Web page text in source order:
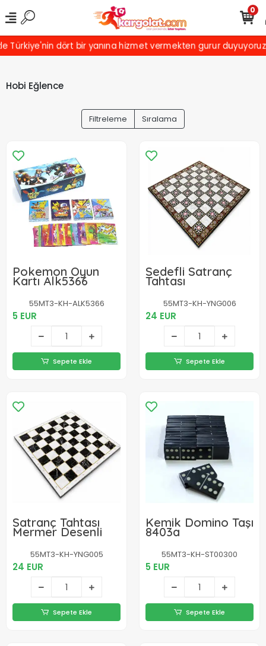
dört bir yanına hizmet vermekten gurur duyuyoruz!
0
Hobi Eğlence
Filtreleme Sıralama
Pokemon Oyun
Kartı Alk5366
55MT3-KH-ALK5366
5 EUR
Sepete Ekle
Sedefli Satranç
Tahtası
55MT3-KH-YNG006
24 EUR
Sepete Ekle
Satranç Tahtası
Mermer Desenli
55MT3-KH-YNG005
24 EUR
Sepete Ekle
Kemik Domino Taşı
8403a
55MT3-KH-ST00300
5 EUR
Sepete Ekle